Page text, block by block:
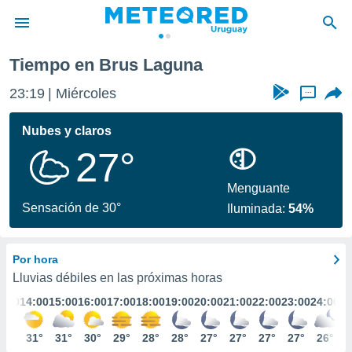
de
ha
calidad.
a este
las
y
digital
basada
Tiempo en Brus Laguna
23:19 Miércoles ...
Nubes y claros
27°
Sensación de 30°
Menguante
Iluminada:54%
Por hora
Lluvias débiles en las próximas horas
14:00
31°
15:00
31°
16:00
30°
17:00
29°
18:00
28°
19:00
28°
20:00
27°
21:00
27°
22:00
27°
23:00
27°
24:00
26°